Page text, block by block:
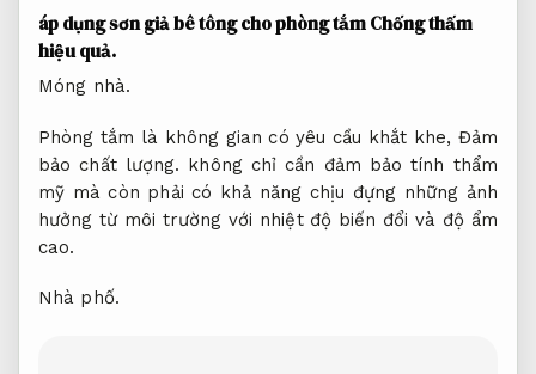
áp dụng sơn giả bê tông cho phòng tắmChống thấm
hiệu quả.
Móng nhà.
Phòng tắm là không gian có yêu cầu khắt khe, Đảm
bảo chất lượng. không chỉ cần đảm bảo tính thẩm
mỹ mà còn phải có khả năng chịu đựng những ảnh
hưởng từ môi trường với nhiệt độ biến đổi và độ ẩm
cao.
Nhà phố.